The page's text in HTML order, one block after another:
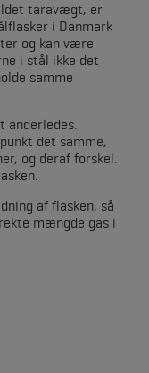
taravægt, er
i Danmark
og kan være
i stål ikke det
samme
anderledes.
det samme,
og deraf forskel.
af flasken, så
mængde gas i